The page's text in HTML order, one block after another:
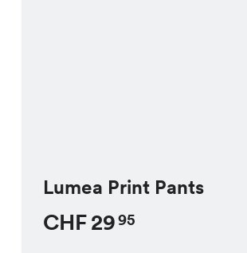
Lumea Print Pants
CHF2995